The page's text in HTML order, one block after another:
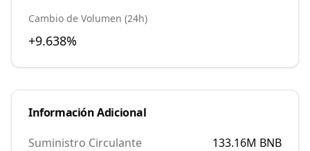
Cambio de Volumen (24h)
+9.638%
Información Adicional
Suministro Circulante
133.16M BNB